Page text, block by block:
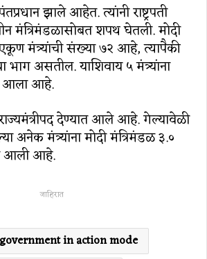
झाले आहेत. त्यांनी राष्ट्रपती
मंत्रिमंडळासोबत शपथ घेतली. मोदी
मंत्र्यांची संख्या ७२ आहे, त्यापैकी
भाग असतील. याशिवाय ५ मंत्र्यांना
आला आहे.
देण्यात आले आहे. गेल्यावेळी
अनेक मंत्र्यांना मोदी मंत्रिमंडळ ३.०
आली आहे.
जाहिरात
in action mode